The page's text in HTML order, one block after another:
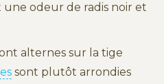
odeur de radis noir et
alternes sur la tige
sont plutôt arrondies